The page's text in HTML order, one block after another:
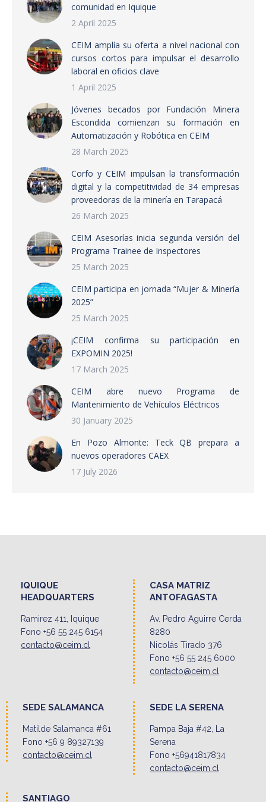
comunidad en Iquique
2 April 2025
CEIM amplía su oferta a nivel nacional con
cursos cortos para impulsar el desarrollo
laboral en oficios clave
1 April 2025
Jóvenes becados por Fundación Minera
Escondida comienzan su formación en
Automatización y Robótica en CEIM
28 March 2025
Corfo y CEIM impulsan la transformación
digital y la competitividad de 34 empresas
proveedoras de la minería en Tarapacá
26 March 2025
CEIM Asesorías inicia segunda versión del
Programa Trainee de Inspectores
25 March 2025
CEIM participa en jornada “Mujer & Minería
2025”
25 March 2025
¡CEIM confirma su participación en
EXPOMIN 2025!
17 March 2025
CEIM abre nuevo Programa de
Mantenimiento de Vehículos Eléctricos
30 January 2025
En Pozo Almonte: Teck QB prepara a
nuevos operadores CAEX
17 July 2026
IQUIQUE
HEADQUARTERS
Ramirez 411, Iquique
Fono +56 55 245 6154
contacto@ceim.cl
CASA MATRIZ
ANTOFAGASTA
Av. Pedro Aguirre Cerda
8280
Nicolás Tirado 376
Fono +56 55 245 6000
contacto@ceim.cl
SEDE SALAMANCA
Matilde Salamanca #61
Fono +56 9 89327139
contacto@ceim.cl
SEDE LA SERENA
Pampa Baja #42, La
Serena
Fono +56941817834
contacto@ceim.cl
SANTIAGO